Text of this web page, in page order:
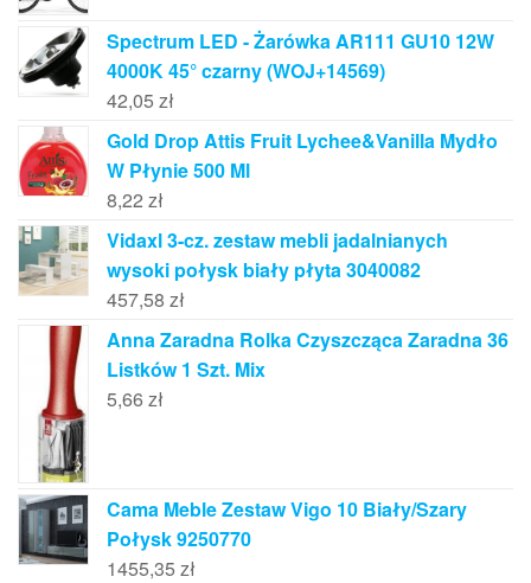
Spectrum LED - Żarówka AR111 GU10 12W
4000K 45° czarny (WOJ+14569)
42,05 zł
Gold Drop Attis Fruit Lychee&Vanilla Mydło
W Płynie 500 Ml
8,22 zł
Vidaxl 3-cz. zestaw mebli jadalnianych
wysoki połysk biały płyta 3040082
457,58 zł
Anna Zaradna Rolka Czyszcząca Zaradna 36
Listków 1 Szt. Mix
5,66 zł
Cama Meble Zestaw Vigo 10 Biały/Szary
Połysk 9250770
1455,35 zł